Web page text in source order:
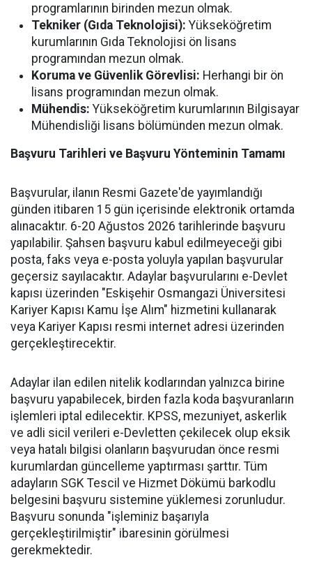
programlarının birinden mezun olmak.
Tekniker (Gıda Teknolojisi): Yükseköğretim
kurumlarının Gıda Teknolojisi ön lisans
programından mezun olmak.
Koruma ve Güvenlik Görevlisi: Herhangi bir ön
lisans programından mezun olmak.
Mühendis: Yükseköğretim kurumlarının Bilgisayar
Mühendisliği lisans bölümünden mezun olmak.
Başvuru Tarihleri ve Başvuru Yönteminin Tamamı
Başvurular, ilanın Resmi Gazete'de yayımlandığı
günden itibaren 15 gün içerisinde elektronik ortamda
alınacaktır. 6-20 Ağustos 2026 tarihlerinde başvuru
yapılabilir. Şahsen başvuru kabul edilmeyeceği gibi
posta, faks veya e-posta yoluyla yapılan başvurular
geçersiz sayılacaktır. Adaylar başvurularını e-Devlet
kapısı üzerinden "Eskişehir Osmangazi Üniversitesi
Kariyer Kapısı Kamu İşe Alım" hizmetini kullanarak
veya Kariyer Kapısı resmi internet adresi üzerinden
gerçekleştirecektir.
Adaylar ilan edilen nitelik kodlarından yalnızca birine
başvuru yapabilecek, birden fazla koda başvuranların
işlemleri iptal edilecektir. KPSS, mezuniyet, askerlik
ve adli sicil verileri e-Devletten çekilecek olup eksik
veya hatalı bilgisi olanların başvurudan önce resmi
kurumlardan güncelleme yaptırması şarttır. Tüm
adayların SGK Tescil ve Hizmet Dökümü barkodlu
belgesini başvuru sistemine yüklemesi zorunludur.
Başvuru sonunda "işleminiz başarıyla
gerçekleştirilmiştir" ibaresinin görülmesi
gerekmektedir.